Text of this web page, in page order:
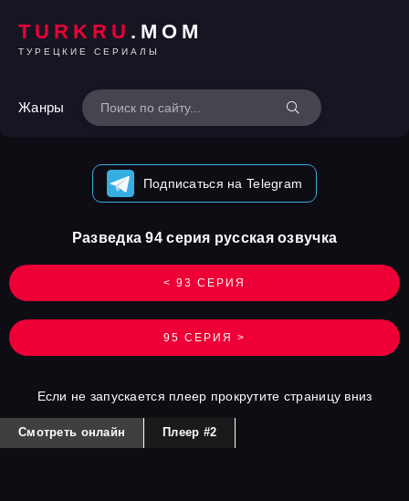
TURKRU .MOM
ТУРЕЦКИЕ СЕРИАЛЫ
Жанры
Подписаться на Telegram
< 93 СЕРИЯ
Разведка 94 серия русская озвучка
95 СЕРИЯ >
Если не запускается плеер прокрутите страницу вниз
Смотреть онлайн Плеер #2